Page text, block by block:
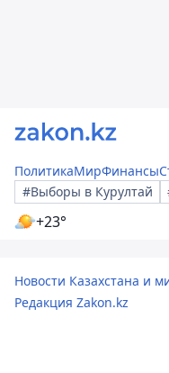
ПолитикаМирФинансы
#Выборы в Курултай
+23°
Новости Казахстана и
Редакция Zakon.kz